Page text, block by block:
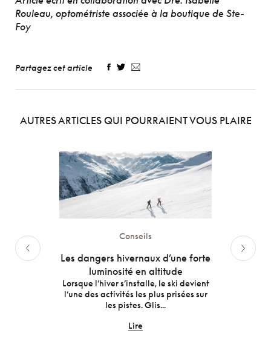
Rouleau, optométriste associée à la boutique de Ste-
Foy
Partagez cet article
AUTRES ARTICLES QUI POURRAIENT VOUS PLAIRE
Conseils
Les dangers hivernaux d’une forte
luminosité en altitude
Lorsque l’hiver s’installe, le ski devient
l’une des activités les plus prisées sur
les pistes. Glis...
Lire
Les